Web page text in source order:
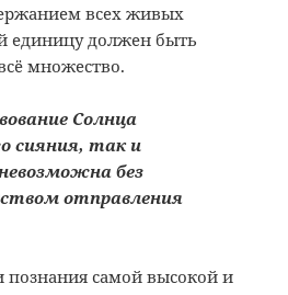
всех живых
единицу должен быть
множество.
Солнца
сияния, так и
без
отправления
познания самой высокой и